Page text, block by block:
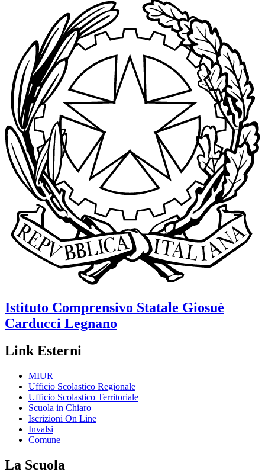
Istituto Comprensivo Statale Giosuè
Carducci Legnano
Link Esterni
MIUR
Ufficio Scolastico Regionale
Ufficio Scolastico Territoriale
Scuola in Chiaro
Iscrizioni On Line
Invalsi
Comune
La Scuola